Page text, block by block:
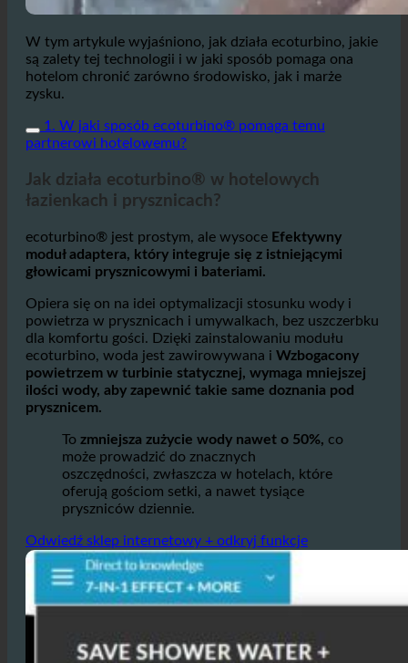
W tym artykule wyjaśniono, jak działa ecoturbino, jakie
są zalety tej technologii i w jaki sposób pomaga ona
hotelom chronić zarówno środowisko, jak i marże
zysku.
1. W jaki sposób ecoturbino® pomaga temu
partnerowi hotelowemu?
łazienkach i prysznicach?
ecoturbino® jest prostym, ale wysoce
moduł adaptera, który integruje się z istniejącymi
głowicami prysznicowymi i bateriami.
Opiera się on na idei optymalizacji stosunku wody i
powietrza w prysznicach i umywalkach, bez uszczerbku
dla komfortu gości. Dzięki zainstalowaniu modułu
ecoturbino, woda jest zawirowywana iWzbogacony
powietrzem w turbinie statycznej, wymaga mniejszej
ilości wody, aby zapewnić takie same doznania pod
prysznicem.
Tozmniejsza zużycie wody nawet o 50%, co
może prowadzić do znacznych
oszczędności, zwłaszcza w hotelach, które
oferują gościom setki, a nawet tysiące
pryszniców dziennie.
Odwiedź sklep internetowy + odkryj funkcje